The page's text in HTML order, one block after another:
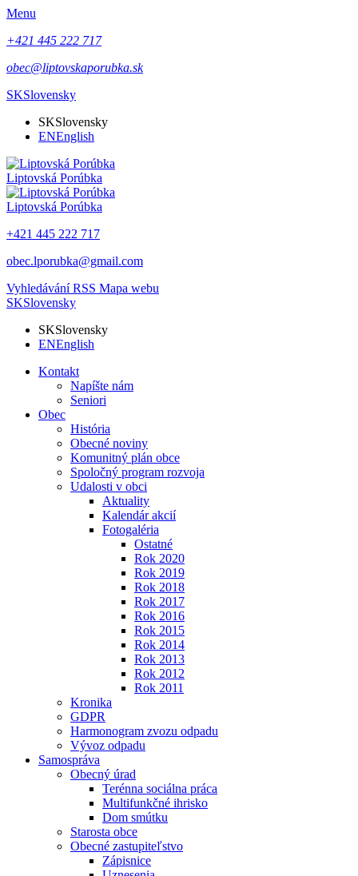
Menu
+421 445 222 717
obec@liptovskaporubka.sk
SKSlovensky
SKSlovensky
ENEnglish
Liptovská Porúbka
Liptovská Porúbka
+421 445 222 717
obec.lporubka@gmail.com
Vyhledávání RSS Mapa webu
SKSlovensky
SKSlovensky
ENEnglish
Kontakt
Napíšte nám
Seniori
Obec
História
Obecné noviny
Komunitný plán obce
Spoločný program rozvoja
Udalosti v obci
Aktuality
Kalendár akcií
Fotogaléria
Ostatné
Rok 2020
Rok 2019
Rok 2018
Rok 2017
Rok 2016
Rok 2015
Rok 2014
Rok 2013
Rok 2012
Rok 2011
Kronika
GDPR
Harmonogram zvozu odpadu
Vývoz odpadu
Samospráva
Obecný úrad
Terénna sociálna práca
Multifunkčné ihrisko
Dom smútku
Starosta obce
Obecné zastupiteľstvo
Zápisnice